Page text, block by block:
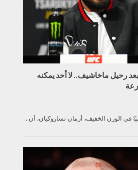
رحيل ماخاشيف.. لا أحد يمكنه
في الوزن الخفيف، أرمان تساروكيان، أن...